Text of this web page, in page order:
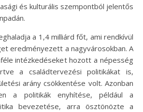
és kulturális szempontból jelentős
a 1,4 milliárd főt, ami rendkívül
eredményezett a nagyvárosokban. A
intézkedéseket hozott a népesség
a családtervezési politikákat is,
arány csökkentése volt. Azonban
a politikák enyhítése, például a
bevezetése, arra ösztönözte a